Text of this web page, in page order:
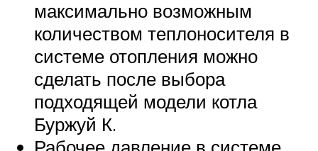
максимально возможным
количеством теплоносителя в
системе отопления можно
сделать после выбора
подходящей модели котла
Буржуй К.